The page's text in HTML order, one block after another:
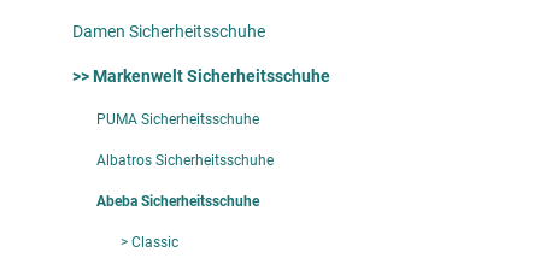
Damen Sicherheitsschuhe
>> Markenwelt Sicherheitsschuhe
PUMA Sicherheitsschuhe
Albatros Sicherheitsschuhe
Abeba Sicherheitsschuhe
> Classic